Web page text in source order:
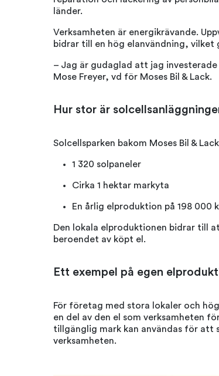
länder.
Verksamheten är energikrävande.
bidrar till en hög elanvändning,
– Jag är gudaglad att jag
Mose Freyer, vd för Moses Bil & Lack.
Hur stor är
Solcellsparken bakom Moses Bil &
1 320 solpaneler
Cirka 1 hektar markyta
En årlig elproduktion på 198 000
Den lokala elproduktionen bidrar till
beroendet av köpt el.
Ett exempel på egen
För företag med stora lokaler och
en del av den el som verksamheten
tillgänglig mark kan användas för att
verksamheten.